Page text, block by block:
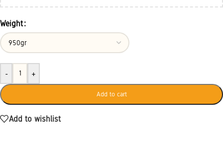
Weight
- +
Add to cart
Add to wishlist